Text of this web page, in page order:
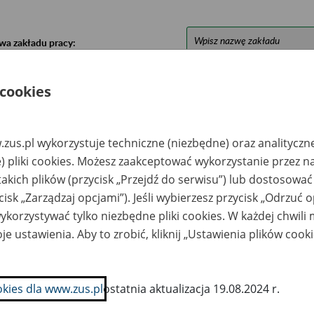
zakładu pracy:
pracy
Miejsce
przechowywania
dokumentów
Nr zespołu akt w
archiwum
państwowym
Daty
ul.
28
Nadarzyn, al.
Katowicka 66 tel. +48
801 013 014
wykorzystuje techniczne (niezbędne) oraz
pliki cookies. Możesz zaakceptować wykorzystanie przez
plików (przycisk „Przejdź do serwisu”) lub
„Zarządzaj opcjami”). Jeśli wybierzesz przycisk „Odrzuć
tylko niezbędne pliki cookies. W każdej chwili
ustawienia. Aby to zrobić, kliknij „Ustawienia plików
dla www.zus.plostatnia aktualizacja 19.08.2024 r.